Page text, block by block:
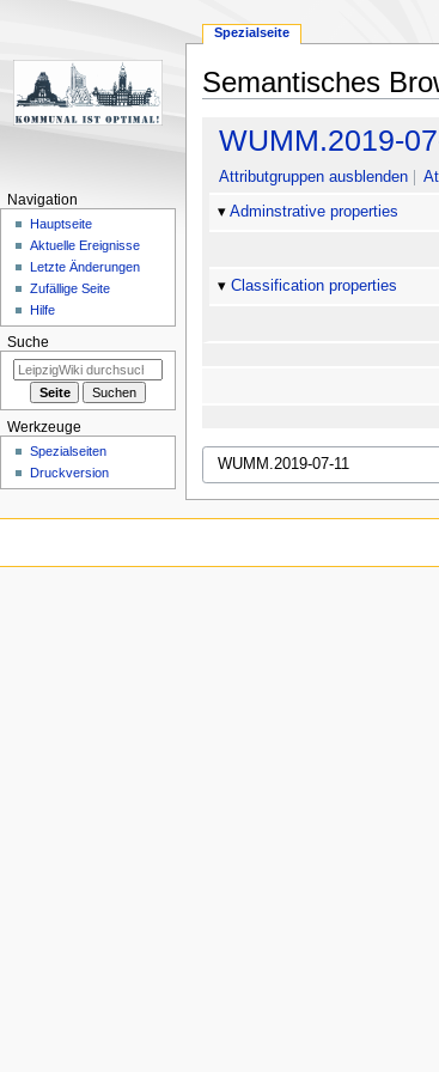
Semantisches
Navigation
springen
Suche
springen
WUMM.2019-
Attributgruppen ausblenden
Adminstrative properties
Classification properties
Spezialseite
Navigation
Hauptseite
Aktuelle Ereignisse
Letzte Änderungen
Zufällige Seite
Hilfe
Suche
Werkzeuge
Spezialseiten
Druckversion